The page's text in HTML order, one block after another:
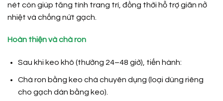
nét còn giúp tăng tính trang trí, đồng thời hỗ trợ giãn nở
nhiệt và chống nứt gạch.
Hoàn thiện và chà ron
Sau khi keo khô (thường 24–48 giờ), tiến hành:
Chà ron bằng keo chà chuyên dụng (loại dùng riêng
cho gạch dán bằng keo).